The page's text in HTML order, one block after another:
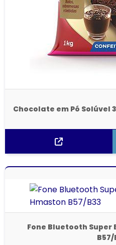
Chocolate em Pó Solúvel
Fone Bluetooth Super
B57/